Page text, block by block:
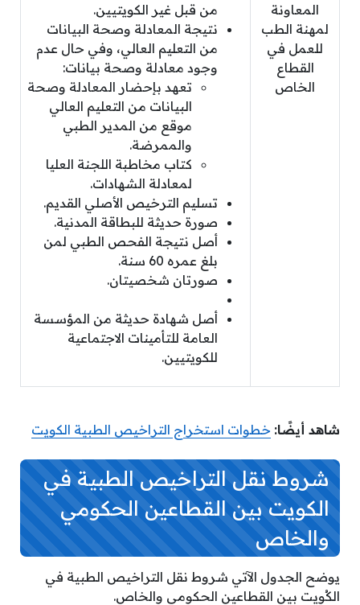
المعاونة
لمهنة الطب
للعمل في
القطاع
الخاص
من قبل غير الكويتيين.
نتيجة المعادلة وصحة البيانات
من التعليم العالي، وفي حال عدم
وجود معادلة وصحة بيانات:
تعهد بإحضار المعادلة وصحة
البيانات من التعليم العالي
موقع من المدير الطبي
والممرضة.
كتاب مخاطبة اللجنة العليا
لمعادلة الشهادات.
تسليم الترخيص الأصلي القديم.
صورة حديثة للبطاقة المدنية.
أصل نتيجة الفحص الطبي لمن
بلغ عمره 60 سنة.
صورتان شخصيتان.
أصل شهادة حديثة من المؤسسة
العامة للتأمينات الاجتماعية
للكويتيين.
شاهد أيضًا: خطوات استخراج التراخيص الطبية الكويت
شروط نقل التراخيص الطبية في
الكويت بين القطاعين الحكومي
والخاص
يوضح الجدول الآتي شروط نقل التراخيص الطبية في
الكُويت بين القطاعين الحكومي والخاص.